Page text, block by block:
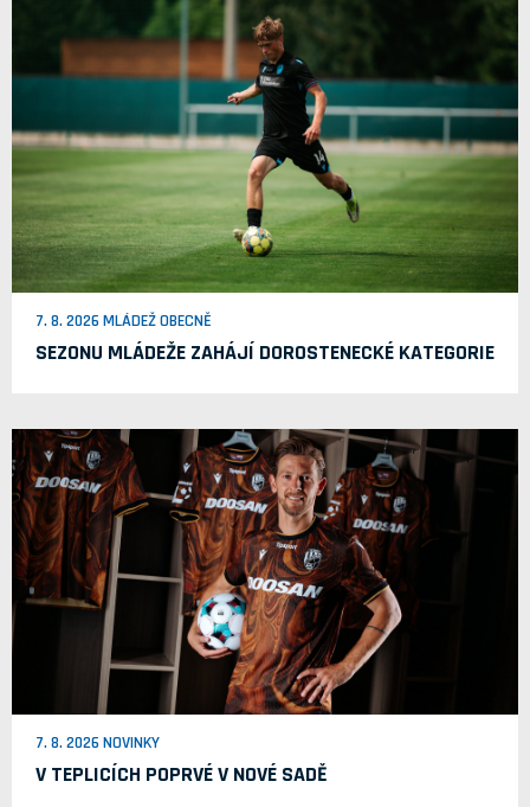
7. 8. 2026 MLÁDEŽ OBECNĚ
SEZONU MLÁDEŽE ZAHÁJÍ DOROSTENECKÉ KATEGORIE
7. 8. 2026 NOVINKY
V TEPLICÍCH POPRVÉ V NOVÉ SADĚ